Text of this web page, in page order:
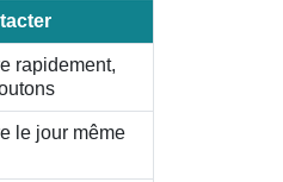
rapidement,
le jour même